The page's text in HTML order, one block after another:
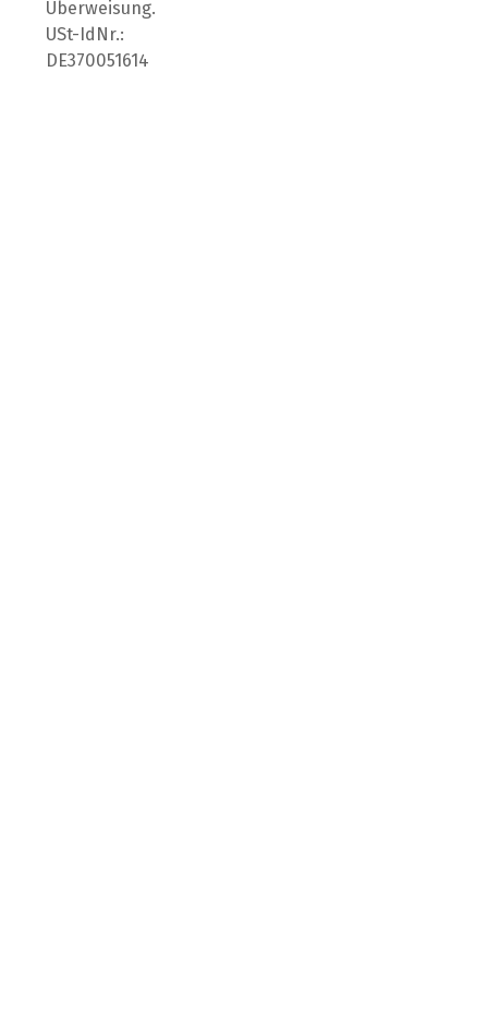
Überweisung.
USt-IdNr.:
DE370051614